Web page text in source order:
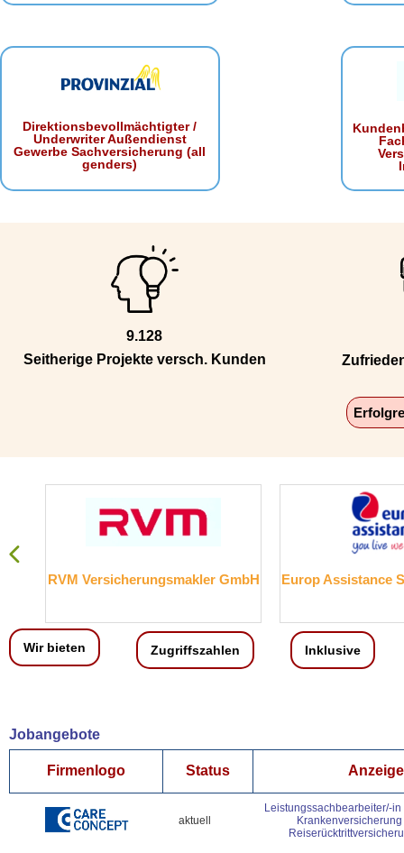
Direktionsbevollmächtigter /
Underwriter Außendienst
Gewerbe Sachversicherung (all
genders)
9.128
Seitherige Projekte versch. Kunden
RVM Versicherungsmakler GmbH Europ Assistance
Wir bieten Zugriffszahlen Inklusive
Jobangebote
Firmenlogo Status
aktuell
Leistungssachbearbeiter/-in
Krankenversicherung